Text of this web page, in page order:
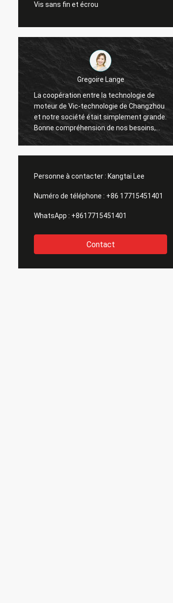
Vis sans fin et écrou
Gregoire Lange
La coopération entre la technologie de
moteur de Vic-technologie de Changzhou
et notre société était simplement grande.
Bonne compréhension de nos besoins,
grand disposé pour résoudre nos
Personne à contacter : Kangtai Lee
Numéro de téléphone : +86 17715451401
WhatsApp : +8617715451401
Contact